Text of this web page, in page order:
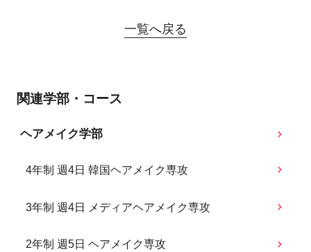
一覧へ戻る
関連学部・コース
ヘアメイク学部
4年制 週4日 韓国ヘアメイク専攻
3年制 週4日 メディアヘアメイク専攻
2年制 週5日 ヘアメイク専攻